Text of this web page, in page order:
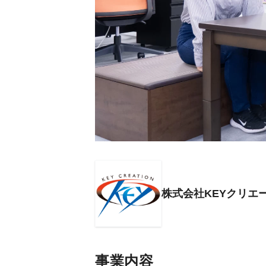
株式会社KEYクリエ
事業内容